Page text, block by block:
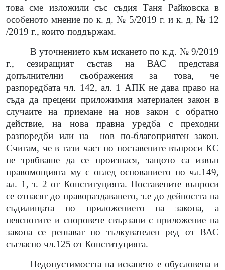
това сме изложили със съдия Таня Райковска в
особеното мнение по к. д. № 5/2019 г. и к. д. № 12
/2019 г., които поддържам.
В уточнението към искането по к.д. № 9/2019
г., сезиращият състав на ВАС представя
допълнителни съображения за това, че
разпоредбата чл. 142, ал. 1 АПК не дава право на
съда да прецени приложимия материален закон в
случаите на приемане на нов закон с обратно
действие, на нова правна уредба с преходни
разпоредби или на
нов по-благоприятен закон.
Считам, че в тази част по поставените въпроси КС
не трябваше да се произнася, защото са извън
правомощията му с оглед основанието по чл.149,
ал. 1, т. 2 от Конституцията. Поставените въпроси
се отнасят до правораздаването, т.е до дейността на
съдилищата по приложението на закона, а
неяснотите и споровете свързани с приложение на
закона се решават по тълкувателен ред от ВАС
съгласно чл.125 от Конституцията.
Недопустимостта на искането е обусловена и